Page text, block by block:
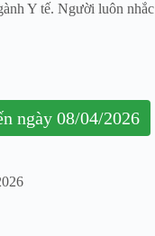
Y tế. Người luôn nhắc
ngày 08/04/2026